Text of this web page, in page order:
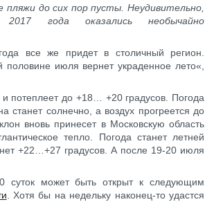
до сих пор пусты. Неудивительно,
года оказались необычайно
все же придет в столичный регион.
июля вернет украденное лето«,
потеплеет до +18… +20 градусов. Погода
солнечно, а воздух прогреется до
вновь принесет в Московскую область
тепло. Погода станет летней
+22…+27 градусов. А после 19-20 июля
суток может быть открыт к следующим
. Хотя бы на недельку наконец-то удастся